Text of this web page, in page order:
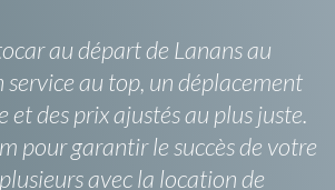
au départ de Lanans au
au top, un déplacement
des prix ajustés au plus juste.
pour garantir le succès de votre
avec la location de